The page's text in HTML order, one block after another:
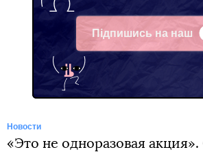
Підпишись на наш
Facebook
Новости
«Это не одноразовая акция».